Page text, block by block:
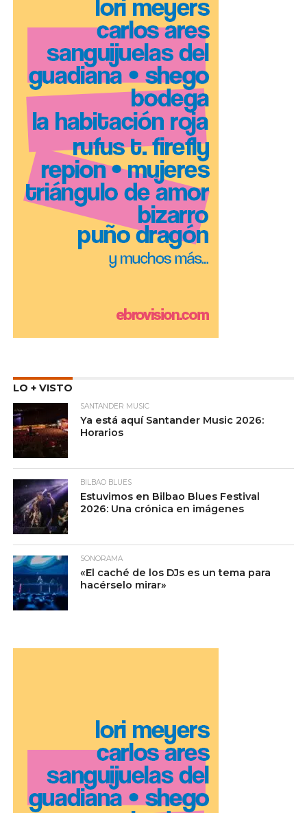
LO + VISTO
SANTANDER MUSIC
Ya está aquí Santander Music 2026:
Horarios
BILBAO BLUES
Estuvimos en Bilbao Blues Festival
2026: Una crónica en imágenes
SONORAMA
«El caché de los DJs es un tema para
hacérselo mirar»